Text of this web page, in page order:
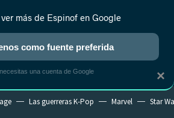
REALITY ANIME RANKINGS CINE
Las guerreras K-Pop Marvel Star
×
más de Espinof en Google
como fuente preferida
una cuenta de Google